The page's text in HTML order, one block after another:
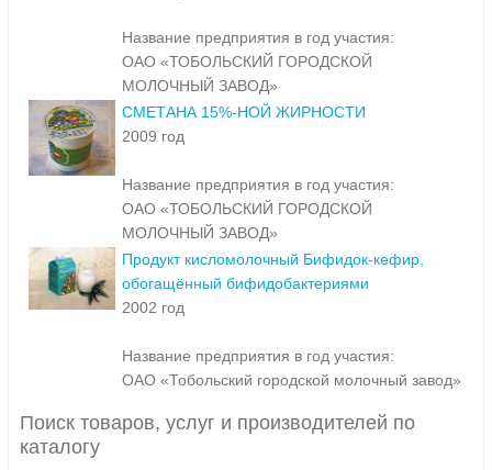
Название предприятия в год участия:
ОАО «ТОБОЛЬСКИЙ ГОРОДСКОЙ
МОЛОЧНЫЙ ЗАВОД»
СМЕТАНА 15%-НОЙ ЖИРНОСТИ
2009 год
Название предприятия в год участия:
ОАО «ТОБОЛЬСКИЙ ГОРОДСКОЙ
МОЛОЧНЫЙ ЗАВОД»
Продукт кисломолочный Бифидок-кефир,
обогащённый бифидобактериями
2002 год
Название предприятия в год участия:
ОАО «Тобольский городской молочный завод»
Поиск товаров, услуг и производителей по
каталогу